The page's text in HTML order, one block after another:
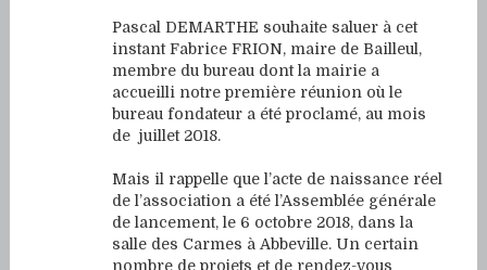
Pascal DEMARTHE souhaite saluer à cet
instant Fabrice FRION, maire de Bailleul,
membre du bureau dont la mairie a
accueilli notre première réunion où le
bureau fondateur a été proclamé, au mois
de juillet 2018.
Mais il rappelle que l’acte de naissance réel
de l’association a été l’Assemblée générale
de lancement, le 6 octobre 2018, dans la
salle des Carmes à Abbeville. Un certain
nombre de projets et de rendez-vous